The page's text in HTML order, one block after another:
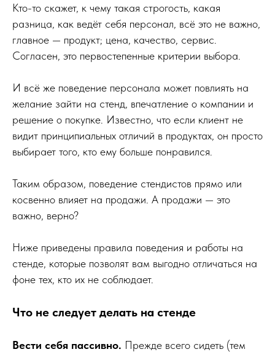
Кто-то скажет, к чему такая строгость, какая
разница, как ведёт себя персонал, всё это не важно,
главное — продукт; цена, качество, сервис.
Согласен, это первостепенные критерии выбора.
И всё же поведение персонала может повлиять на
желание зайти на стенд, впечатление о компании и
решение о покупке. Известно, что если клиент не
видит принципиальных отличий в продуктах, он просто
выбирает того, кто ему больше понравился.
Таким образом, поведение стендистов прямо или
косвенно влияет на продажи. А продажи — это
важно, верно?
Ниже приведены правила поведения и работы на
стенде, которые позволят вам выгодно отличаться на
фоне тех, кто их не соблюдает.
Что не следует делать на стенде
Вести себя пассивно. Прежде всего сидеть (тем